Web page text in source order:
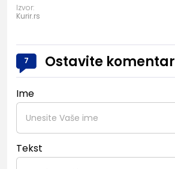
Izvor:
Kurir.rs
7 Ostavite komentar
Ime
Tekst